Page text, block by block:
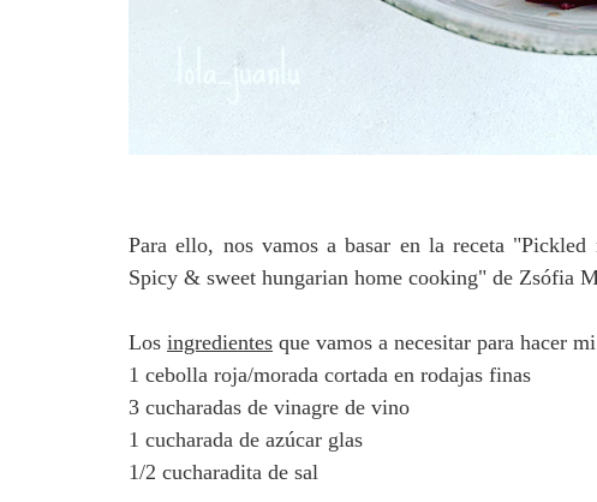
Para ello, nos vamos a basar en la receta
Spicy & sweet hungarian home cooking" de Zsófia
Los ingredientes que vamos a necesitar para hacer
1 cebolla roja/morada cortada en rodajas finas
3 cucharadas de vinagre de vino
1 cucharada de azúcar glas
1/2 cucharadita de sal